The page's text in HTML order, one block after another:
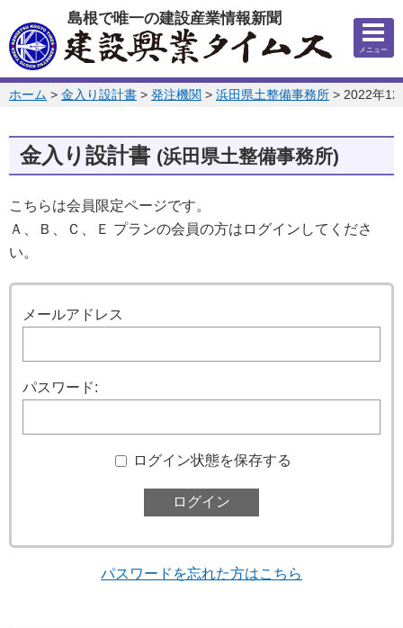
このページの本文へ
島根で唯一の建設産業情報新聞
メニュー
このページの位置:
ホーム > 金入り設計書 > 発注機関 > 浜田県土整備事務所 > 2022年12
金入り設計書 (浜田県土整備事務所)
こちらは会員限定ページです。
Ａ、Ｂ、Ｃ、Ｅ プランの会員の方はログインしてくださ
い。
メールアドレス
パスワード:
ログイン状態を保存する
パスワードを忘れた方はこちら